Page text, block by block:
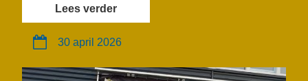
Lees verder
30 april 2026